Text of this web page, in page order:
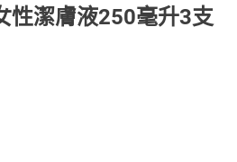
性潔膚液250毫升3支